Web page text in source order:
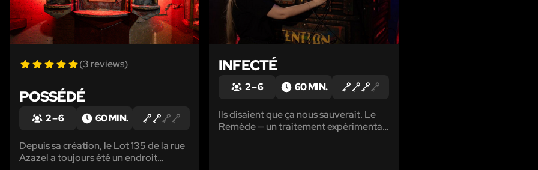
(3 reviews)
POSSÉDÉ
2 – 6 60 MIN.
Depuis sa création, le Lot 135 de la rue
Azazel a toujours été un endroit
INFECTÉ
2 – 6 60 MIN.
Ils disaient que ça nous sauverait. Le
Remède — un traitement expérimental